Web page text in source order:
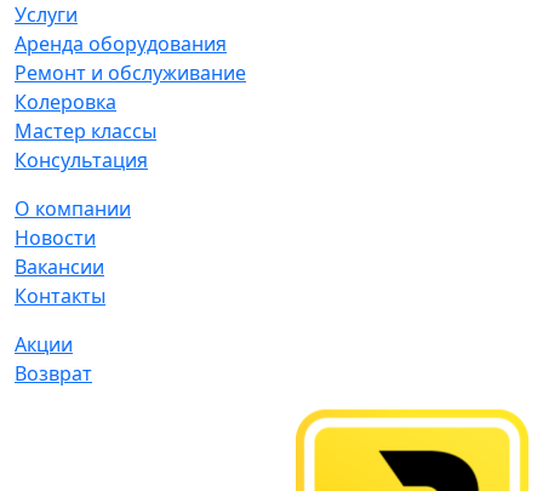
Услуги
Аренда оборудования
Ремонт и обслуживание
Колеровка
Мастер классы
Консультация
О компании
Новости
Вакансии
Контакты
Акции
Возврат